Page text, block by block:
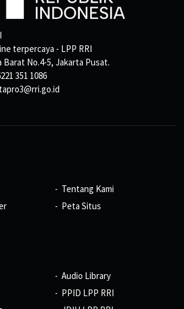
terpercaya - LPP RRI
Barat No.4-5, Jakarta Pusat.
351 1086
Tentang Kami
Peta Situs
Audio Library
PPID LPP RRI